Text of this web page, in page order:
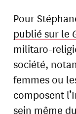
Pour
publié sur le
militaro-
société,
femmes ou
composent
sein même